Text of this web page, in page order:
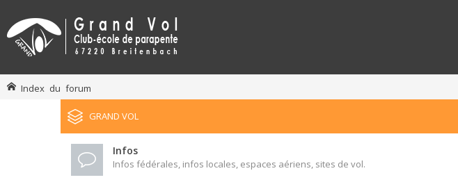
Index du forum
GRAND VOL
Infos
Infos fédérales, infos locales, espaces aériens, sites de vol.